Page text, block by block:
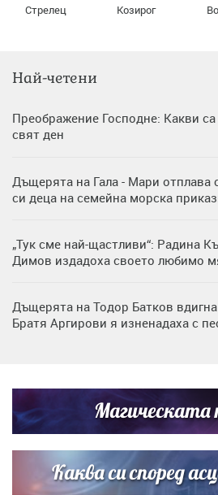
Стрелец Козирог
Най-четени
Преображение Господне: Какви
свят ден
Дъщерята на Гала - Мари отплава
си деца на семейна морска
„Тук сме най-щастливи“: Радина
Димов издадоха своето любимо
Дъщерята на Тодор Батков
Братя Аргирови я изненадаха с
Магическата
Каква си според